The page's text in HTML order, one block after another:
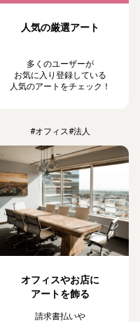
人気の厳選アート
多くのユーザーが
お気に入り登録している
人気のアートをチェック！
#オフィス#法人
オフィスやお店に
アートを飾る
請求書払いや